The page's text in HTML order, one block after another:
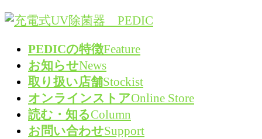
コ
ナ
PEDICの特徴Feature
お知らせNews
取り扱い店舗Stockist
オンラインストアOnline Store
読む・知るColumn
お問い合わせSupport